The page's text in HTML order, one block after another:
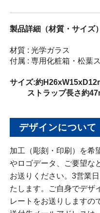
製品詳細（材質・サイズ）
材質 : 光学ガラス
付属 : 専用化粧箱・松葉
サイズ:約
ストラップ長さ約
デザインについて
加工（彫刻・印刷）を希
やロゴデータ、ご要望な
お送りください。3営業
たします。ご自身でデザ
レートをお送りしますの